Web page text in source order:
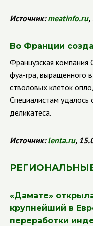
Источник:meatinfo.ru,
Во Франции
Французская компания
фуа-гра, выращенного
стволовых клеток
Специалистам удалось
деликатеса.
Источник:lenta.ru,
«Дамате»
крупнейший в
переработки